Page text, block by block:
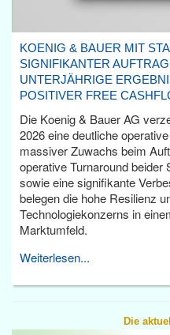
KOENIG & BAUER MIT
SIGNIFIKANTER
UNTERJÄHRIGE
POSITIVER FREE
Die Koenig & Bauer AG
2026 eine deutliche
massiver Zuwachs beim
operative Turnaround
sowie eine signifikante
belegen die hohe Resilienz
Technologiekonzerns in
Marktumfeld.
Weiterlesen...
Die